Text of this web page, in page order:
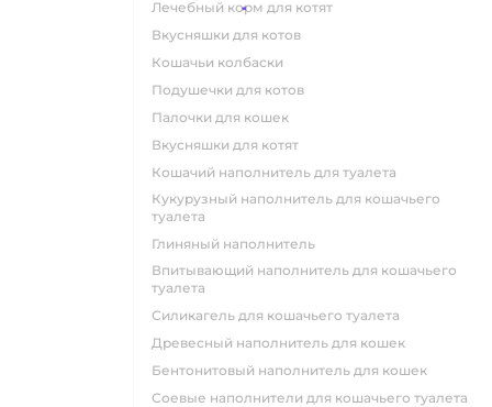
лечебный корм для котят
вкусняшки для котов
кошачьи колбаски
подушечки для котов
палочки для кошек
вкусняшки для котят
кошачий наполнитель для туалета
кукурузный наполнитель для кошачьего
туалета
глиняный наполнитель
впитывающий наполнитель для кошачьего
туалета
силикагель для кошачьего туалета
древесный наполнитель для кошек
бентонитовый наполнитель для кошек
соевые наполнители для кошачьего туалета